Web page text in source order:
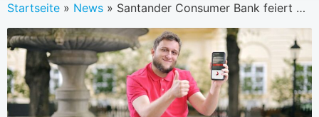
Startseite » News » Santander Consumer Bank feiert BestSparen-Jubiläum mit neuer Werbekampagne